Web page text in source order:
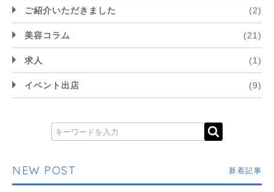
ご紹介いただきました (2)
美容コラム (21)
求人 (1)
イベント出店 (9)
NEW POST 新着記事